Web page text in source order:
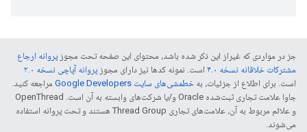
جز در مواردی که غیراز این ذکر شده باشد، محتوای این صفحه تحت مجوز پروانه ارجاع
مشترکات خلاقانه نسخه ۴.۰
است. نمونه کدها نیز دارای مجوز پروانه آپاچی نسخه ۲.۰
است. برای اطلاع از جزئیات، به خطمشی‌های سایت Google Developers‏
مراجعه کنید.
جاوا علامت تجاری ثبت‌شده Oracle و/یا شرکت‌های وابسته به آن است. ‫OpenThread
و علائم مربوط به آن، علامت‌های تجاری Thread Group هستند و تحت پروانه استفاده
می‌شوند.